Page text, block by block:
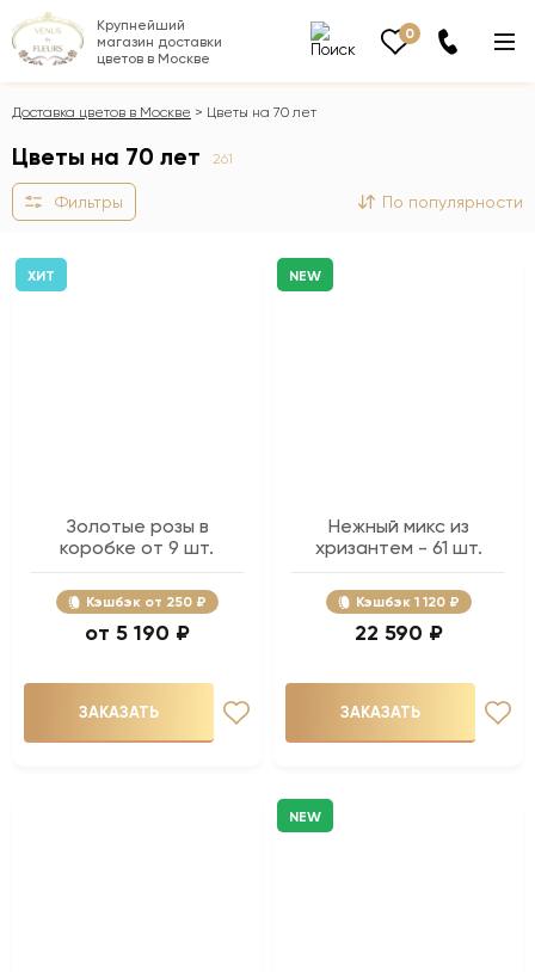
Крупнейший
магазин доставки
цветов в Москве
0
Доставка цветов в Москве Цветы на 70 лет
Цветы на 70 лет 261
Фильтры По популярности
ХИТ
Золотые розы в
коробке от 9 шт.
Кэшбэк 250 ₽
5 190 ₽
ЗАКАЗАТЬ
NEW
Нежный микс из
хризантем - 61 шт.
Кэшбэк 1 120 ₽
22 590 ₽
ЗАКАЗАТЬ
NEW